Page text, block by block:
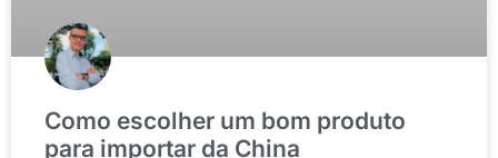
Como escolher um bom produto
para importar da China